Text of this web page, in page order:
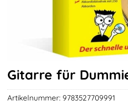
Gitarre für
Artikelnummer: 9783527709991